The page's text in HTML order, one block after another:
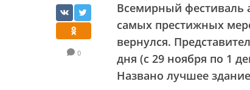
0
Всемирный фестиваль
самых престижных
вернулся.
дня (с 29 ноября по 1
Названо лучшее